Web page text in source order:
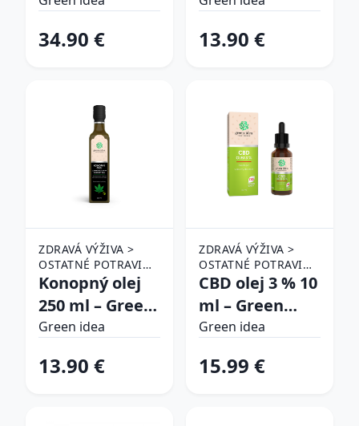
34.90 € 13.90 €
ZDRAVÁ VÝŽIVA >
OSTATNÉ POTRAVINY
> OLEJE
Konopný olej
250 ml – Green
idea
Green idea
13.90 €
ZDRAVÁ VÝŽIVA >
OSTATNÉ POTRAVINY
> CBD KVAPKY A
CBD olej 3 % 10
ml – Green
idea
Green idea
15.99 €